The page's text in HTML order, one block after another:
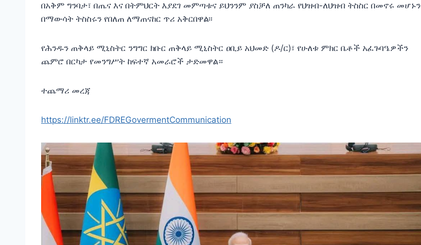
በአቅም ግንባታ፣ በጤና እና በትምህርት እያደገ መምጣቱና ይህንንም ያስቻለ ጠንካራ የህዝብ-ለህዝብ ትስስር በመኖሩ መሆኑን
በማውሳት ትስስሩን የበለጠ ለማጠናከር ጥሪ አቅርበዋል፡፡
የሕንዱን ጠቅላይ ሚኒስትር ንግግር ክቡር ጠቅላይ ሚኒስትር ዐቢይ አህመድ (ዶ/ር)፣ የሁለቱ ምክር ቤቶች አፈጉባዔዎችን
ጨምሮ በርካታ የመንግሥት ከፍተኛ አመራሮች ታድመዋል።
ተጨማሪ መረጃ
https://linktr.ee/FDREGovermentCommunication